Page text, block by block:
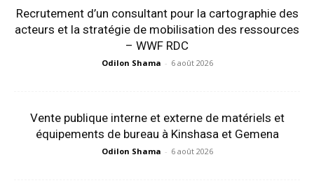
Recrutement d’un consultant pour la cartographie des
acteurs et la stratégie de mobilisation des ressources
– WWF RDC
Odilon Shama - 6 août 2026
Vente publique interne et externe de matériels et
équipements de bureau à Kinshasa et Gemena
Odilon Shama - 6 août 2026